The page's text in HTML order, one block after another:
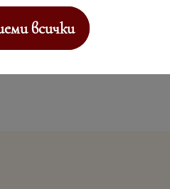
всички